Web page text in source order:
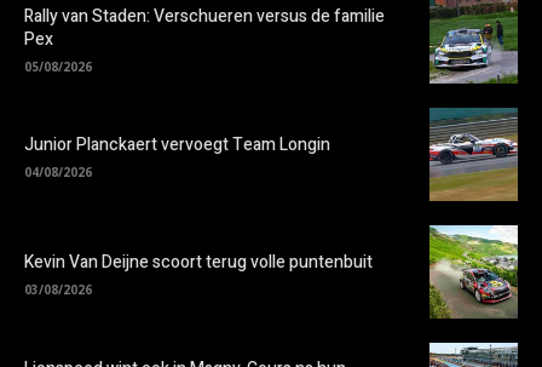
Rally van Staden: Verschueren versus de familie
Pex
05/08/2026
Junior Planckaert vervoegt Team Longin
04/08/2026
Kevin Van Deijne scoort terug volle puntenbuit
03/08/2026